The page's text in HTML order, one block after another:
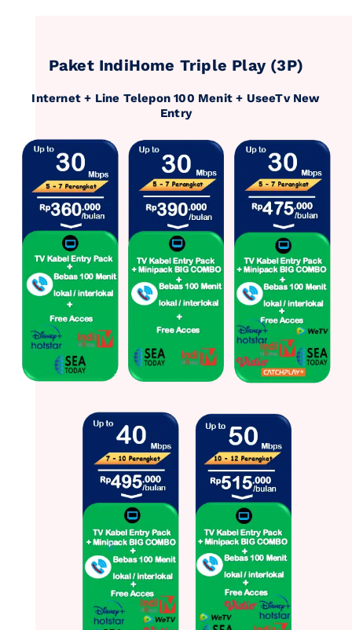
Paket IndiHome Triple Play (3P)
Internet + Line Telepon 100 Menit + UseeTv New
Entry